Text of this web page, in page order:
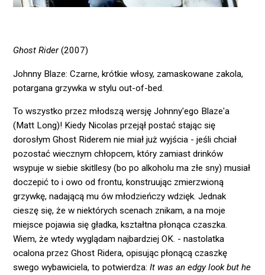
Ghost Rider(2007)
Johnny Blaze: Czarne, krótkie włosy, zamaskowane zakola,
potargana grzywka w stylu out-of-bed.
To wszystko przez młodszą wersję Johnny'ego Blaze'a
(Matt Long)! Kiedy Nicolas przejął postać stając się
dorosłym Ghost Riderem nie miał już wyjścia - jeśli chciał
pozostać wiecznym chłopcem, który zamiast drinków
wsypuje w siebie skitllesy (bo po alkoholu ma złe sny) musiał
doczepić to i owo od frontu, konstruując zmierzwioną
grzywkę, nadającą mu ów młodzieńczy wdzięk. Jednak
cieszę się, że w niektórych scenach znikam, a na moje
miejsce pojawia się gładka, kształtna płonąca czaszka.
Wiem, że wtedy wyglądam najbardziej OK. - nastolatka
ocalona przez Ghost Ridera, opisując płonącą czaszkę
swego wybawiciela, to potwierdza:It was an edgy look but he